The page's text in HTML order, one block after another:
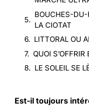
BOUCHES-DU-
LA CIOTAT
LITTORAL OU
QUOI
LE SOLEIL SE
Est-il toujours